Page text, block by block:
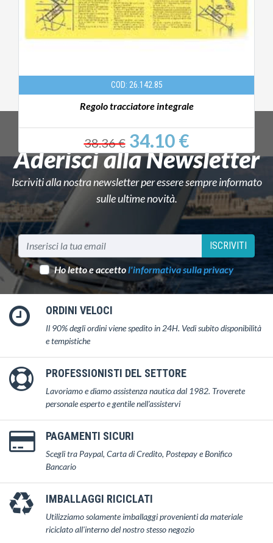
COD: 26.142.85
Regolo tracciatore integrale
38.36 €34.10 €
Aderisci alla Newsletter
Iscriviti alla nostra newsletter per essere sempre informato
sulle ultime novità.
ISCRIVITI
Ho letto e accettol'informativa sulla privacy
ORDINI VELOCI
Il 90% degli ordini viene spedito in 24H. Vedi subito disponibilità
e tempistiche
PROFESSIONISTI DEL SETTORE
Lavoriamo e diamo assistenza nautica dal 1982. Troverete
personale esperto e gentile nell'assistervi
PAGAMENTI SICURI
Scegli tra Paypal, Carta di Credito, Postepay e Bonifico
Bancario
IMBALLAGGI RICICLATI
Utilizziamo solamente imballaggi provenienti da materiale
riciclato all'interno del nostro stesso negozio